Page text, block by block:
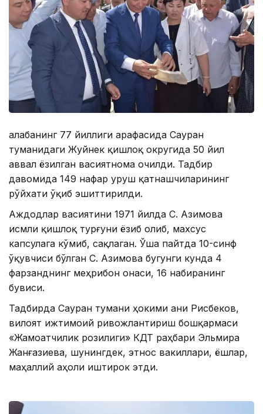
Ғалабанинг 77 йиллиги арафасида Сауран
туманидаги Жуйнек қишлоқ округида 50 йил
аввал ёзилган васиятнома очилди. Тадбир
давомида 149 нафар уруш қатнашчиларининг
рўйхати ўқиб эшиттирилди.
Аждодлар васиятини 1971 йилда С. Азимова
исмли қишлоқ турғуни ёзиб олиб, махсус
капсулага кўмиб, сақлаган. Ўша пайтда 10-синф
ўқувчиси бўлган С. Азимова бугунги кунда 4
фарзанднинг меҳрибон онаси, 16 набиранинг
бувиси.
Тадбирда Сауран тумани ҳокими Ғани Рисбеков,
вилоят ижтимоий ривожлантириш бошқармаси
«Жамоатчилик розилиги» КДТ раҳбари Эльмира
Жанғазиева, шунингдек, этнос вакиллари, ёшлар,
маҳаллий аҳоли иштирок этди.